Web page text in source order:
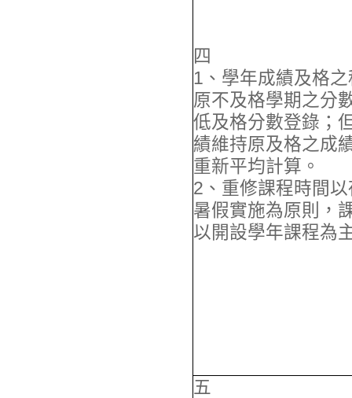
四
1、學年成績及格
原不及格學期之分
低及格分數登錄；
績維持原及格之成
重新平均計算。
2、重修課程時間
暑假實施為原則，
以開設學年課程為
五